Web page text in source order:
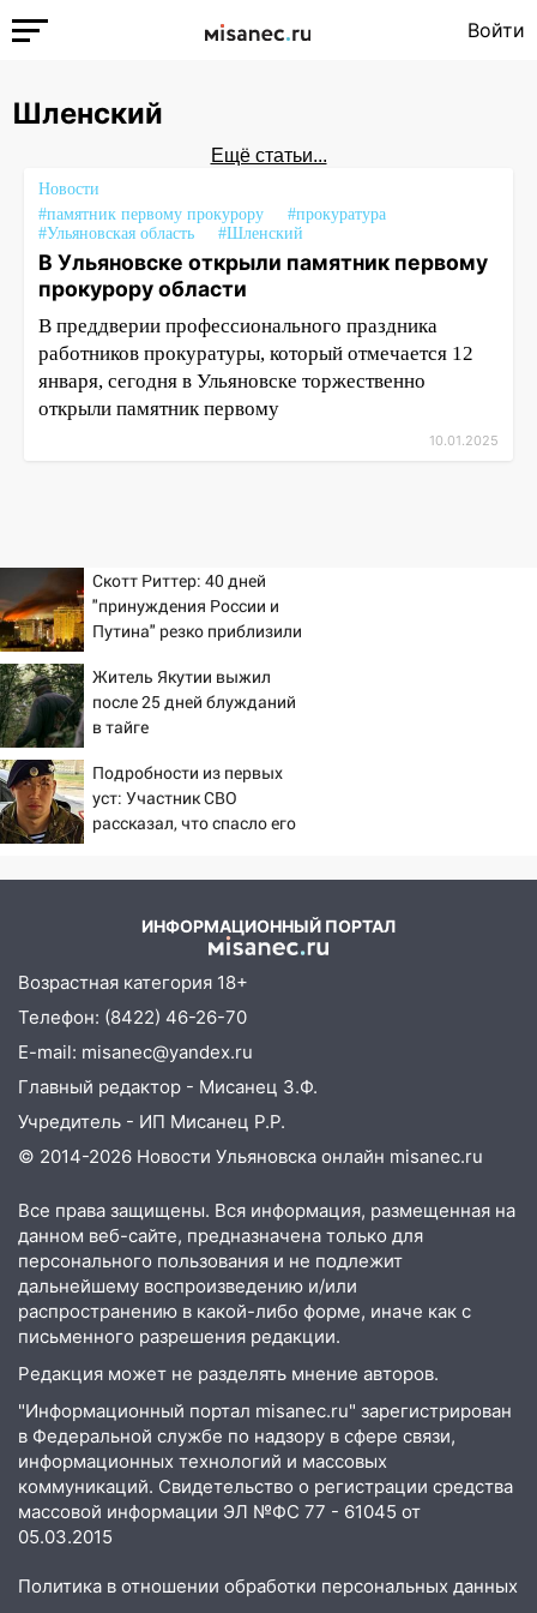
Войти
Шленский
Ещё статьи...
Новости
#памятник первому прокурору
#прокуратура
#Ульяновская область
#Шленский
В Ульяновске открыли памятник первому
прокурору области
В преддверии профессионального праздника
работников прокуратуры, который отмечается 12
января, сегодня в Ульяновске торжественно
открыли памятник первому
10.01.2025
Скотт Риттер: 40 дней
"принуждения России и
Путина" резко приблизили
Житель Якутии выжил
после 25 дней блужданий
в тайге
Подробности из первых
уст: Участник СВО
рассказал, что спасло его
ИНФОРМАЦИОННЫЙ ПОРТАЛ
Возрастная категория 18+
Телефон: (8422) 46-26-70
E-mail: misanec@yandex.ru
Главный редактор - Мисанец З.Ф.
Учредитель - ИП Мисанец Р.Р.
© 2014-2026 Новости Ульяновска онлайн misanec.ru
Все права защищены. Вся информация, размещенная на
данном веб-сайте, предназначена только для
персонального пользования и не подлежит
дальнейшему воспроизведению и/или
распространению в какой-либо форме, иначе как с
письменного разрешения редакции.
Редакция может не разделять мнение авторов.
"Информационный портал misanec.ru" зарегистрирован
в Федеральной службе по надзору в сфере связи,
информационных технологий и массовых
коммуникаций. Свидетельство о регистрации средства
массовой информации ЭЛ №ФС 77 - 61045 от
05.03.2015
Политика в отношении обработки персональных данных